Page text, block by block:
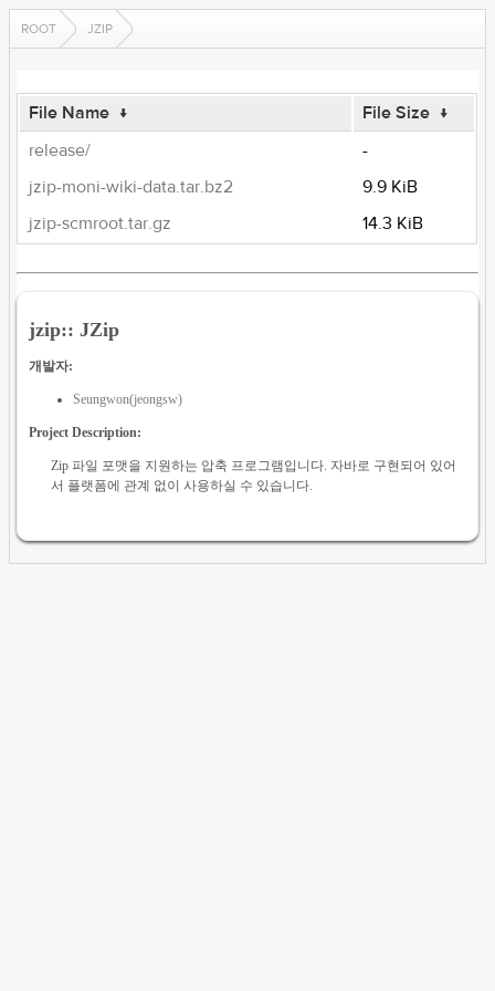
ROOT JZIP
File Name ↓ File Size ↓
release/
-
jzip-moni-wiki-data.tar.bz2
9.9 KiB
jzip-scmroot.tar.gz
14.3 KiB
jzip:: JZip
개발자:
Seungwon(jeongsw)
Project Description:
Zip 파일 포맷을 지원하는 압축 프로그램입니다. 자바로 구현되어 있어
서 플랫폼에 관계 없이 사용하실 수 있습니다.